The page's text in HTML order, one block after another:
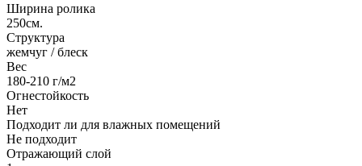
Ширина ролика
250см.
Структура
жемчуг / блеск
Вес
180-210 г/м2
Огнестойкость
Нет
Подходит ли для влажных помещений
Не подходит
Отражающий слой